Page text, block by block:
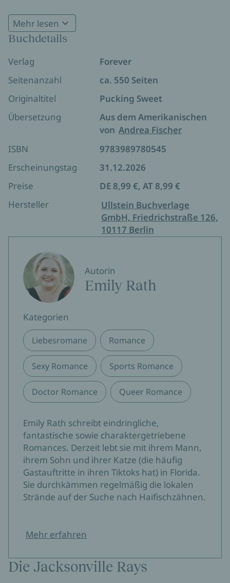
den Kopf zu stellen. Mitverteidiger Colton Morrow
weckt in ihr ebenso starke Gefühle und macht das
Chaos perfekt ...
Der neue Band der TikTok-Sensationsreihe
Gold
Mit den Tropen:
Eishockey
Reverse Harem/Why Choose
Workplace Romance
Mehr lesen
Buchdetails
Verlag
Forever
Seitenanzahl
ca. 550 Seiten
Originaltitel
Pucking Sweet
Übersetzung
Aus dem Amerikanischen
von Andrea Fischer
ISBN
9783989780545
Erscheinungstag
31.12.2026
Preise
DE 8,99 €, AT 8,99 €
Hersteller
Ullstein Buchverlage
GmbH, Friedrichstraße 126,
10117 Berlin
Autorin
Emily Rath
Kategorien
Liebesromane Romance
Sexy Romance Sports Romance
Doctor Romance Queer Romance
Emily Rath schreibt eindringliche,
fantastische sowie charaktergetriebene
Romances. Derzeit lebt sie mit ihrem Mann,
ihrem Sohn und ihrer Katze (die häufig
Gastauftritte in ihren Tiktoks hat) in Florida.
Sie durchkämmen regelmäßig die lokalen
Strände auf der Suche nach Haifischzähnen.
Mehr erfahren
Die Jacksonville Rays